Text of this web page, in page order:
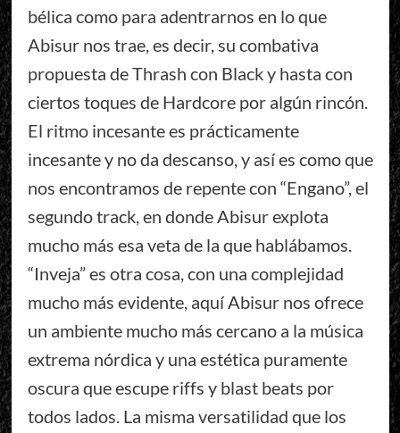
bélica como para adentrarnos en lo que
Abisur nos trae, es decir, su combativa
propuesta de Thrash con Black y hasta con
ciertos toques de Hardcore por algún rincón.
El ritmo incesante es prácticamente
incesante y no da descanso, y así es como que
nos encontramos de repente con “Engano”, el
segundo track, en donde Abisur explota
mucho más esa veta de la que hablábamos.
“Inveja” es otra cosa, con una complejidad
mucho más evidente, aquí Abisur nos ofrece
un ambiente mucho más cercano a la música
extrema nórdica y una estética puramente
oscura que escupe riffs y blast beats por
todos lados. La misma versatilidad que los